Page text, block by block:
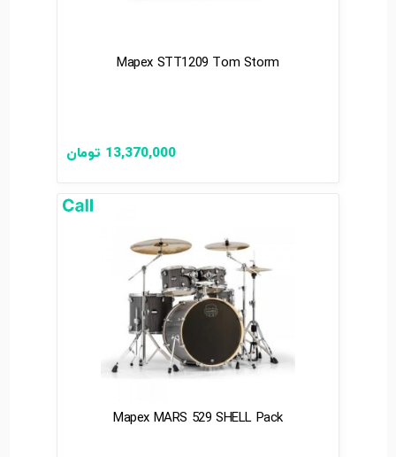
Mapex STT1209 Tom Storm
13,370,000 تومان
Mapex MARS 529 SHELL Pack